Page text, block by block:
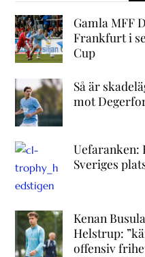
Gamla MFF
Frankfurt i
Cup
Så är
mot
Uefaranken:
Sveriges
Kenan
Helstrup:
offensiv